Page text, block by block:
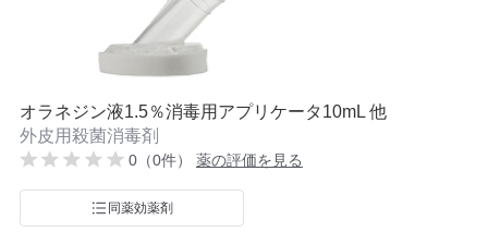
オラネジン液1.5％消毒用アプリケータ10mL 他
外皮用殺菌消毒剤
0（0件） 薬の評価を見る
同薬効薬剤